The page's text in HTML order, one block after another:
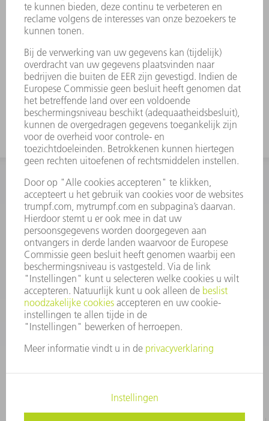
INFORMATIE
Veel gestelde vragen
Algemene voorwaarden
CONTACT
+31 88 4002 400
Ma. - vr. 8.00 - 17.00 uur
onderdelen.tnl@de.trumpf.com